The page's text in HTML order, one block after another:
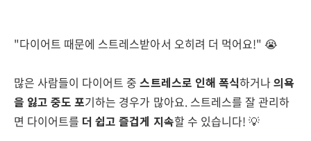
"다이어트 때문에 스트레스받아서 오히려 더 먹어요!" 😭
많은 사람들이 다이어트 중스트레스로 인해 폭식하거나의욕
을 잃고 중도 포기하는 경우가 많아요. 스트레스를 잘 관리하
면 다이어트를 더 쉽고 즐겁게 지속할 수 있습니다! 💡